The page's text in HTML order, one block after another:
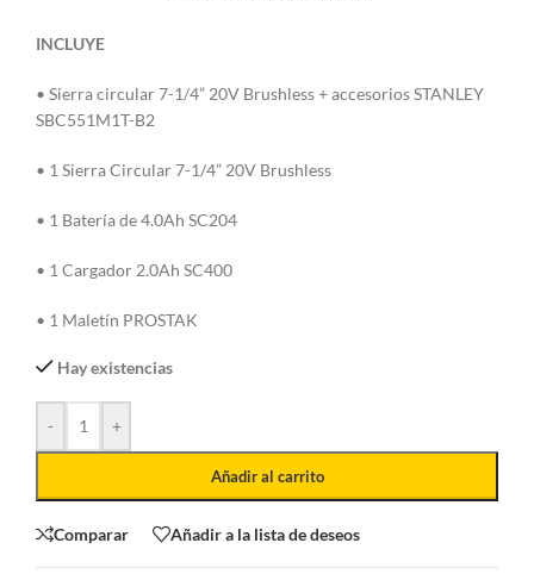
INCLUYE
• Sierra circular 7-1/4” 20V Brushless + accesorios STANLEY
SBC551M1T-B2
• 1 Sierra Circular 7-1/4” 20V Brushless
• 1 Batería de 4.0Ah SC204
• 1 Cargador 2.0Ah SC400
• 1 Maletín PROSTAK
Hay existencias
- +
Añadir al carrito
Comparar Añadir a la lista de deseos